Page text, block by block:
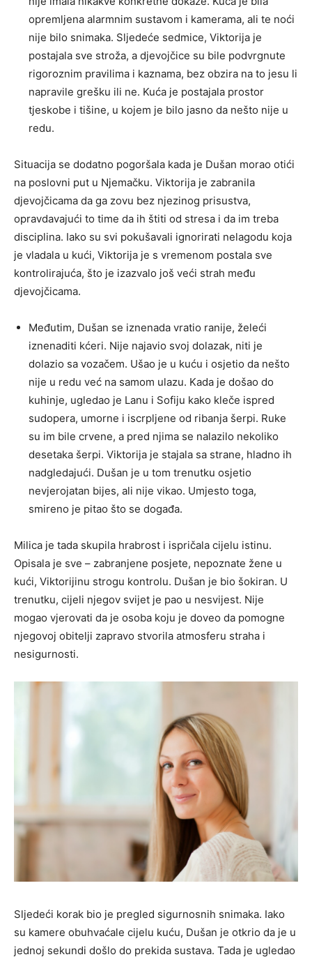
opremljena alarmnim sustavom i kamerama, ali te noći
nije bilo snimaka. Sljedeće sedmice, Viktorija je
postajala sve stroža, a djevojčice su bile podvrgnute
rigoroznim pravilima i kaznama, bez obzira na to jesu li
napravile grešku ili ne. Kuća je postajala prostor
tjeskobe i tišine, u kojem je bilo jasno da nešto nije u
redu.
Situacija se dodatno pogoršala kada je Dušan morao otići
na poslovni put u Njemačku. Viktorija je zabranila
djevojčicama da ga zovu bez njezinog prisustva,
opravdavajući to time da ih štiti od stresa i da im treba
disciplina. Iako su svi pokušavali ignorirati nelagodu koja
je vladala u kući, Viktorija je s vremenom postala sve
kontrolirajuća, što je izazvalo još veći strah među
djevojčicama.
Međutim, Dušan se iznenada vratio ranije, želeći
iznenaditi kćeri. Nije najavio svoj dolazak, niti je
dolazio sa vozačem. Ušao je u kuću i osjetio da nešto
nije u redu već na samom ulazu. Kada je došao do
kuhinje, ugledao je Lanu i Sofiju kako kleče ispred
sudopera, umorne i iscrpljene od ribanja šerpi. Ruke
su im bile crvene, a pred njima se nalazilo nekoliko
desetaka šerpi. Viktorija je stajala sa strane, hladno ih
nadgledajući. Dušan je u tom trenutku osjetio
nevjerojatan bijes, ali nije vikao. Umjesto toga,
smireno je pitao što se događa.
Milica je tada skupila hrabrost i ispričala cijelu istinu.
Opisala je sve – zabranjene posjete, nepoznate žene u
kući, Viktorijinu strogu kontrolu. Dušan je bio šokiran. U
trenutku, cijeli njegov svijet je pao u nesvijest. Nije
mogao vjerovati da je osoba koju je doveo da pomogne
njegovoj obitelji zapravo stvorila atmosferu straha i
nesigurnosti.
Sljedeći korak bio je pregled sigurnosnih snimaka. Iako
su kamere obuhvaćale cijelu kuću, Dušan je otkrio da je u
jednoj sekundi došlo do prekida sustava. Tada je ugledao